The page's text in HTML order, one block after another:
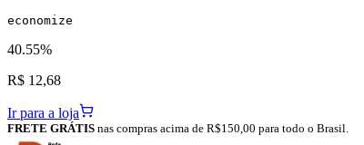
economize
40.55%
R$ 12,68
Ir para a loja
FRETE GRÁTIS nas compras acima de R$150,00 para todo o Brasil.